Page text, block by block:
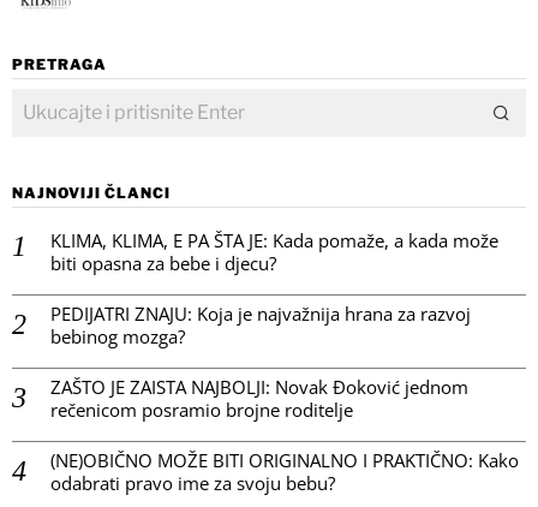
PRETRAGA
NAJNOVIJI ČLANCI
KLIMA, KLIMA, E PA ŠTA JE: Kada pomaže, a kada može
biti opasna za bebe i djecu?
PEDIJATRI ZNAJU: Koja je najvažnija hrana za razvoj
bebinog mozga?
ZAŠTO JE ZAISTA NAJBOLJI: Novak Đoković jednom
rečenicom posramio brojne roditelje
(NE)OBIČNO MOŽE BITI ORIGINALNO I PRAKTIČNO: Kako
odabrati pravo ime za svoju bebu?